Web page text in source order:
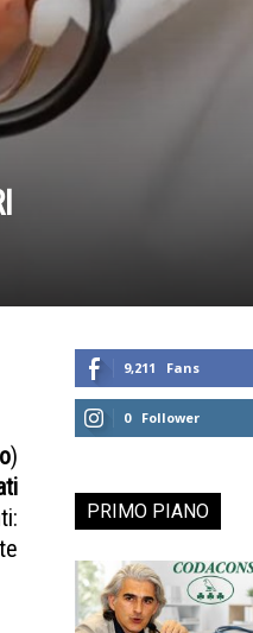
)
9,211 Fans
0 Follower
PRIMO PIANO